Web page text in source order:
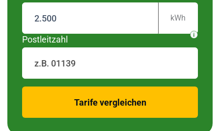
kWh
Postleitzahl
Tarife vergleichen